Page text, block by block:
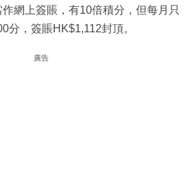
網上簽賬，有10倍積分，但每月只
分，簽賬HK$1,112封頂。
廣告